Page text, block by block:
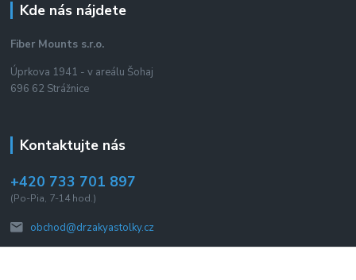
Kde nás nájdete
Fiber Mounts s.r.o.
Úprkova 1941 - v areálu Šohaj
696 62 Strážnice
Kontaktujte nás
+420 733 701 897
(Po-Pia, 7-14 hod.)
obchod@drzakyastolky.cz